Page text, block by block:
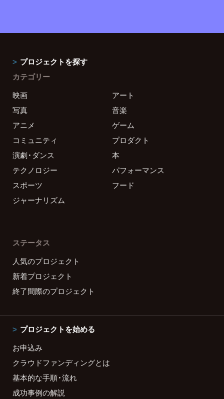
プロジェクトを探す
カテゴリー
映画
アート
写真
音楽
アニメ
ゲーム
コミュニティ
プロダクト
演劇・ダンス
本
テクノロジー
パフォーマンス
スポーツ
フード
ジャーナリズム
ステータス
人気のプロジェクト
新着プロジェクト
終了間際のプロジェクト
プロジェクトを始める
お申込み
クラウドファンディングとは
基本的な手順・流れ
成功事例の解説